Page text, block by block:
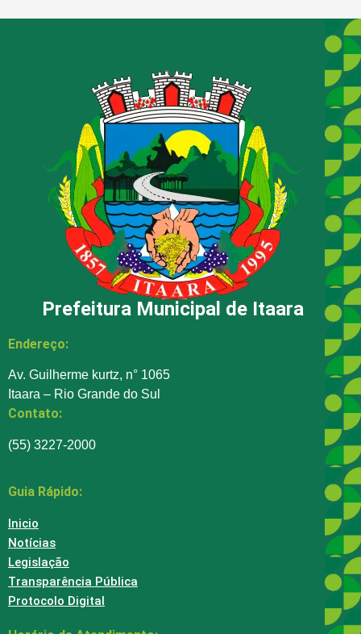
Prefeitura Municipal de Itaara
Endereço:
Av. Guilherme kurtz, n° 1065
Itaara – Rio Grande do Sul
Contato:
(55) 3227-2000
Guia Rápido:
Inicio
Notícias
Legislação
Transparência Pública
Protocolo Digital